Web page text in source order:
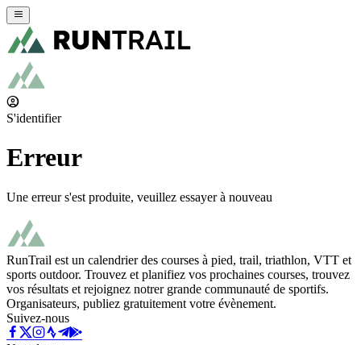
S'identifier
Erreur
Une erreur s'est produite, veuillez essayer à nouveau
RunTrail est un calendrier des courses à pied, trail, triathlon, VTT et
sports outdoor. Trouvez et planifiez vos prochaines courses, trouvez
vos résultats et rejoignez notrer grande communauté de sportifs.
Organisateurs, publiez gratuitement votre évènement.
Suivez-nous